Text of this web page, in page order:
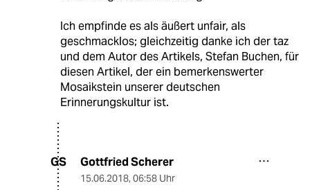
Ich empfinde es als äußert unfair, als
geschmacklos; gleichzeitig danke ich der taz
und dem Autor des Artikels, Stefan Buchen, für
diesen Artikel, der ein bemerkenswerter
Mosaikstein unserer deutschen
Erinnerungskultur ist.
GS Gottfried Scherer
15.06.2018, 06:58 Uhr